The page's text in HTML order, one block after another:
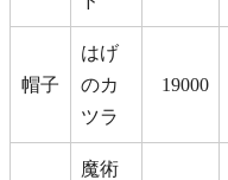
帽子
はげ
のカ
ツラ
19000
魔術